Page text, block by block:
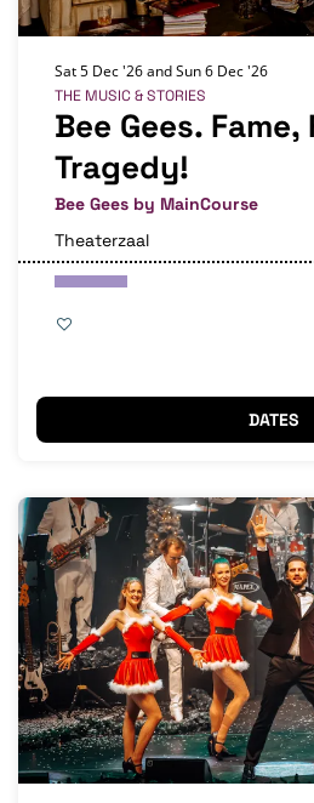
Bee Gees. Fame,
Tragedy!
Bee Gees by MainCourse
THE MUSIC & STORIES
Sat 5 Dec '26andSun 6 Dec '26
Theaterzaal
DATES